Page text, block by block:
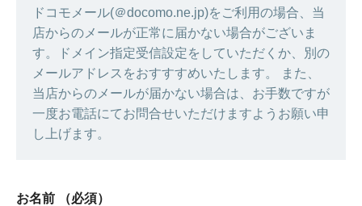
ドコモメール(＠docomo.ne.jp)をご利用の場合、当
店からのメールが正常に届かない場合がございま
す。ドメイン指定受信設定をしていただくか、別の
メールアドレスをおすすすめいたします。 また、
当店からのメールが届かない場合は、お手数ですが
一度お電話にてお問合せいただけますようお願い申
し上げます。
お名前 （必須）